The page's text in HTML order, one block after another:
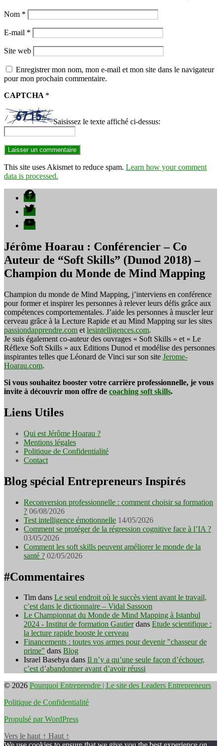
Nom *
E-mail *
Site web
Enregistrer mon nom, mon e-mail et mon site dans le navigateur
pour mon prochain commentaire.
CAPTCHA *
Saisissez le texte affiché ci-dessus:
This site uses Akismet to reduce spam. Learn how your comment
data is processed.
Facebook
Twitter
YouTube
Jérôme Hoarau : Conférencier – Co
Auteur de “Soft Skills” (Dunod 2018) –
Champion du Monde de Mind Mapping
Champion du monde de Mind Mapping, j’interviens en conférence
pour former et inspirer les personnes à relever leurs défis grâce aux
compétences comportementales. J’aide les personnes à muscler leur
cerveau grâce à la Lecture Rapide et au Mind Mapping sur les sites
passiondapprendre.com et lesintelligences.com.
Je suis également co-auteur des ouvrages « Soft Skills » et « Le
Réflexe Soft Skills » aux Editions Dunod et modélise des personnes
inspirantes telles que Léonard de Vinci sur son site Jerome-
Hoarau.com.
Si vous souhaitez booster votre carrière professionnelle, je vous
invite à découvrir mon offre de coaching soft skills.
Liens Utiles
Qui est Jérôme Hoarau ?
Mentions légales
Politique de Confidentialité
Contact
Blog spécial Entrepreneurs Inspirés
Reconversion professionnelle : comment choisir sa formation
? 06/08/2026
Test intelligence émotionnelle 14/05/2026
Comment se protéger de la régression cognitive face à l’IA ?
03/05/2026
Comment les soft skills peuvent améliorer le monde de la
santé ? 02/05/2026
#Commentaires
Tim dans Le seul endroit où le succès vient avant le travail,
c’est dans le dictionnaire – Vidal Sassoon
Le Championnat du Monde de Mind Mapping à Istanbul
2024 - Institut de formation Gautierdans Etude scientifique :
la lecture rapide booste le cerveau
Financements : toutes vos armes pour devenir "chasseur de
prime" dans Blog
Israel Basebya dans Il n’y a qu’une seule façon d’échouer,
c’est d’abandonner avant d’avoir réussi
© 2026 Pourquoi Entreprendre | Le site des Leaders Entrepreneurs
Politique de Confidentialité
Propulsé par WordPress
Vers le haut ↑ Haut ↑